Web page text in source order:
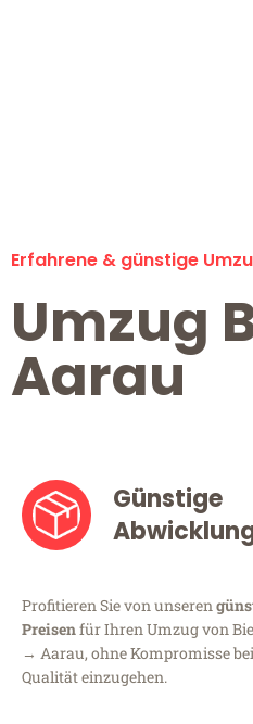
Erfahrene & günstige
Umzug
Aarau
Günstige
Profitieren Sie von unseren
Preisenfür Ihren Umzug von
→ Aarau, ohne Kompromisse
Qualität einzugehen.